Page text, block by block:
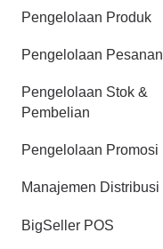
Pengelolaan Produk
Pengelolaan Pesanan
Pengelolaan Stok &
Pembelian
Pengelolaan Promosi
Manajemen Distribusi
BigSeller POS